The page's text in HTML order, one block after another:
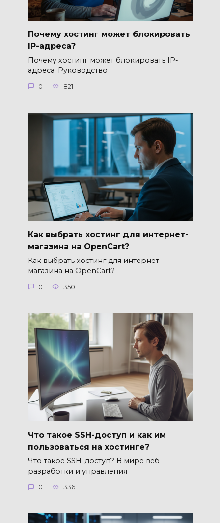
Почему хостинг может блокировать
IP-адреса?
Почему хостинг может блокировать IP-
адреса: Руководство
0 821
Как выбрать хостинг для интернет-
магазина на OpenCart?
Как выбрать хостинг для интернет-
магазина на OpenCart?
0 350
Что такое SSH-доступ и как им
пользоваться на хостинге?
Что такое SSH-доступ? В мире веб-
разработки и управления
0 336